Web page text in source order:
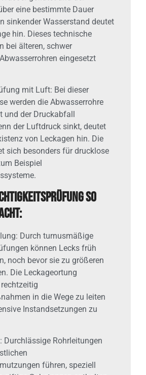
eine bestimmte Dauer
sinkender Wasserstand deutet
hin. Dieses technische
bei älteren, schwer
mit Luft: Bei dieser
werden die Abwasserrohre
der Druckabfall
der Luftdruck sinkt, deutet
von Leckagen hin. Die
sich besonders für drucklose
Beispiel
so
Durch turnusmäßige
können Lecks früh
noch bevor sie zu größeren
Die Leckageortung
in die Wege zu leiten
Instandsetzungen zu
Durchlässige Rohrleitungen
führen, speziell